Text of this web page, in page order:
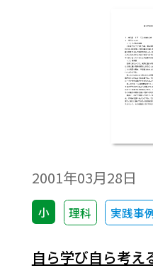
考として活用できる
にも配慮して記述し
て配付することも可
2001年03月28日
小 理科 実践事
自ら学び自ら考え